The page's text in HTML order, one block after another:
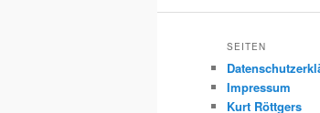
SEITEN
Impressum
Kurt Röttgers